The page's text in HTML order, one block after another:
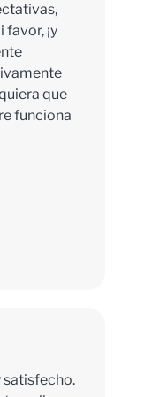
¡y
que
funciona
satisfecho.